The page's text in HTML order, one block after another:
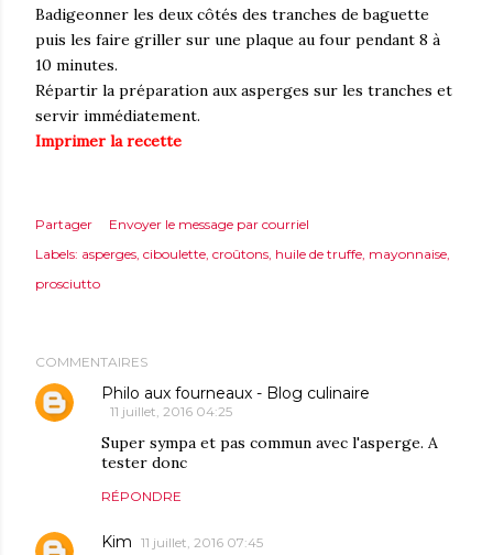
Badigeonner les deux côtés des tranches de baguette
puis les faire griller sur une plaque au four pendant 8 à
10 minutes.
Répartir la préparation aux asperges sur les tranches et
servir immédiatement.
Imprimer la recette
Partager
Envoyer le message par courriel
Labels: asperges ciboulette croûtons huile de truffe mayonnaise
prosciutto
COMMENTAIRES
Philo aux fourneaux - Blog culinaire
11 juillet, 2016 04:25
Super sympa et pas commun avec l'asperge. A
tester donc
RÉPONDRE
Kim 11 juillet, 2016 07:45